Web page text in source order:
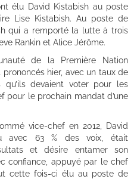
élu David Kistabish au poste
Lise Kistabish. Au poste de
qui a remporté la lutte à trois
Rankin et Alice Jérôme.
de la Première Nation
hier, avec un taux de
qu’ils devaient voter pour les
pour le prochain mandat d’une
vice-chef en 2012, David
avec 63 % des voix, était
et désire entamer son
confiance, appuyé par le chef
cette fois-ci élu au poste de